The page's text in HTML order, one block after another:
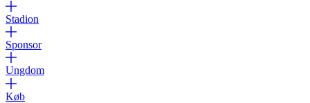
Stadion
Sponsor
Ungdom
Køb